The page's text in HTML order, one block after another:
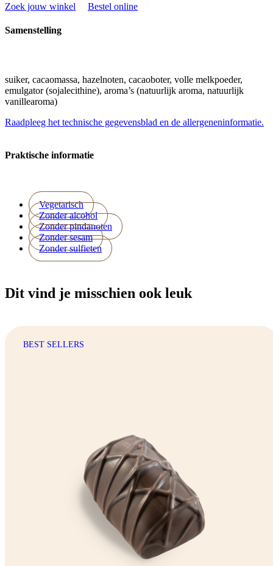
Zoek jouw winkel Bestel online
Samenstelling
suiker, cacaomassa, hazelnoten, cacaoboter, volle melkpoeder,
emulgator (sojalecithine), aroma’s (natuurlijk aroma, natuurlijk
vanillearoma)
Raadpleeg het technische gegevensblad en de allergeneninformatie.
Praktische informatie
Vegetarisch
Zonder alcohol
Zonder pindanoten
Zonder sesam
Zonder sulfieten
Dit vind je misschien ook leuk
BEST SELLERS